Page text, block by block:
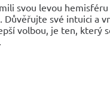
svou levou
Důvěřujte své intuici a
volbou, je ten, který